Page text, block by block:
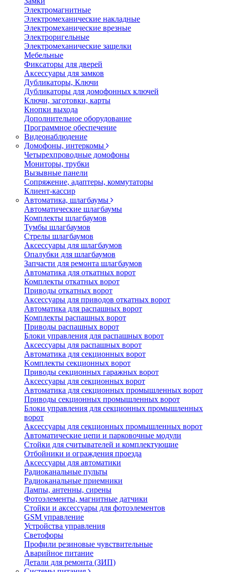
Электромагнитные
Электромеханические накладные
Электромеханические врезные
Электроригельные
Электромеханические защелки
Мебельные
Фиксаторы для дверей
Аксессуары для замков
Дубликаторы, Ключи
Дубликаторы для домофонных ключей
Ключи, заготовки, карты
Кнопки выхода
Дополнительное оборудование
Программное обеспечение
Видеонаблюдение
Домофоны, интеркомы
Четырехпроводные домофоны
Мониторы, трубки
Вызывные панели
Сопряжение, адаптеры, коммутаторы
Клиент-кассир
Автоматика, шлагбаумы
Автоматические шлагбаумы
Комплекты шлагбаумов
Тумбы шлагбаумов
Стрелы шлагбаумов
Аксессуары для шлагбаумов
Опалубки для шлагбаумов
Запчасти для ремонта шлагбаумов
Автоматика для откатных ворот
Комплекты откатных ворот
Приводы откатных ворот
Аксессуары для приводов откатных ворот
Автоматика для распашных ворот
Комплекты распашных ворот
Приводы распашных ворот
Блоки управления для распашных ворот
Аксессуары для распашных ворот
Автоматика для секционных ворот
Koмплeкты ceкциoнныx вopoт
Пpивoды ceкциoнныx гаражных вopoт
Aкceccyapы для ceкциoнныx вopoт
Автоматика для секционных промышленных ворот
Пpивoды ceкциoнныx промышленных вopoт
Блоки управления для секционных промышленных
ворот
Aкceccyapы для ceкциoнныx промышленных вopoт
Автоматические цепи и парковочные модули
Стойки для считывателей и комплектующие
Отбойники и ограждения проезда
Аксессуары для автоматики
Радиоканальные пульты
Радиоканальные приемники
Лампы, антенны, сирены
Фотоэлементы, магнитные датчики
Стойки и аксессуары для фотоэлементов
GSM управление
Устройства управления
Светофоры
Профили резиновые чувствительные
Аварийное питание
Детали для ремонта (ЗИП)